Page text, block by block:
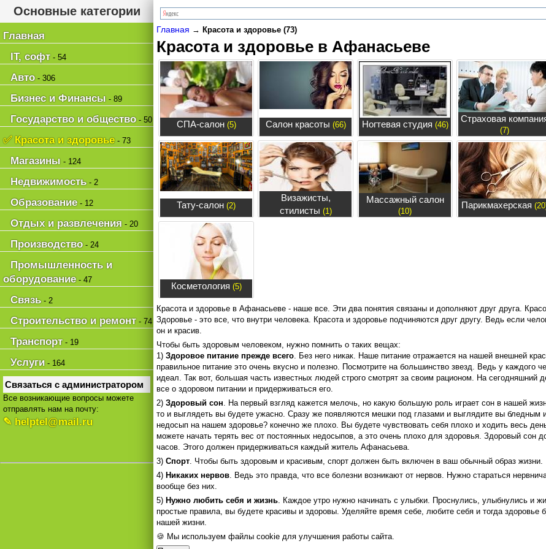
Основные категории
Главная
IT, софт- 54
Авто- 306
Бизнес и Финансы - 89
Государство и общество- 50
✅ Красота и здоровье- 73
Магазины - 124
Недвижимость- 2
Образование- 12
Отдых и развлечения - 20
Производство- 24
Промышленность и
оборудование- 47
Связь- 2
Строительство и ремонт- 74
Транспорт- 19
Услуги - 164
Связаться с администратором
Все возникающие вопросы можете
отправлять нам на почту:
✎ helptel@mail.ru
Главная → Красота и здоровье (73)
Красота и здоровье в Афанасьеве
СПА-салон(5) Салон красоты (66) Ногтевая студия (46)
Страховая
(7)
Тату-салон (2)
Визажисты,
стилисты (1)
Массажный салон
(10)
Парикмахерская
Косметология (5)
Красота и здоровье в Афанасьеве - наше все. Эти два понятия связаны и дополняют друг друга.
Здоровье - это все, что внутри человека. Красота и здоровье подчиняются друг другу. Ведь если
он и красив.
Чтобы быть здоровым человеком, нужно помнить о таких вещах:
1) Здоровое питание прежде всего. Без него никак. Наше питание отражается на нашей внешней
правильное питание это очень вкусно и полезно. Посмотрите на большинство звезд. Ведь у каждого
идеал. Так вот, большая часть известных людей строго смотрят за своим рационом. На сегодняшний
все о здоровом питании и придерживаться его.
2) Здоровый сон. На первый взгляд кажется мелочь, но какую большую роль играет сон в нашей
то и выглядеть вы будете ужасно. Сразу же появляются мешки под глазами и выглядите вы бледным
недосып на нашем здоровье? конечно же плохо. Вы будете чувствовать себя плохо и ходить весь
можете начать терять вес от постоянных недосыпов, а это очень плохо для здоровья. Здоровый сон
часов. Этого должен придерживаться каждый житель Афанасьева.
3) Спорт. Чтобы быть здоровым и красивым, спорт должен быть включен в ваш обычный образ жизни.
4) Никаких нервов. Ведь это правда, что все болезни возникают от нервов. Нужно стараться
вообще без них.
5) Нужно любить себя и жизнь. Каждое утро нужно начинать с улыбки. Проснулись, улыбнулись и
простые правила, вы будете красивы и здоровы. Уделяйте время себе, любите себя и тогда здоровье
нашей жизни.
🍪 Мы используем файлы cookie для улучшения работы сайта.